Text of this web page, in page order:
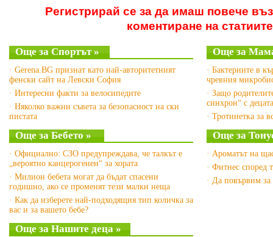
Регистрирай се за да имаш повече
коментиране на статиите
Още за Спортът »
· Gerena.BG признат като най-авторитетният
фенски сайт на Левски София
· Интересни факти за велосипедите
· Няколко важни съвета за безопасност на ски
пистата
Още за
· Бактериите в
чревния
· Защо
синхрон“ с
· Тротинетка за
Още за Бебето »
· Официално: СЗО предупреждава, че талкът е
„вероятно канцерогенен“ за хората
· Милион бебета могат да бъдат спасени
годишно, ако се променят тези малки неща
· Как да изберете най-подходящия тип количка за
вас и за вашето бебе?
Още за
· Ароматът на
· Фитнес според
· Да повървим за
Още за Нашите деца »